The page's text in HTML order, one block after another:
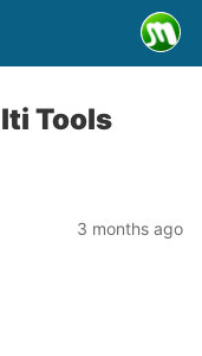
Tools
3 months ago